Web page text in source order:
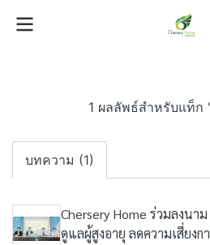
1 ผลลัพธ์สำหรับแท็ก
บทความ (1)
Chersery Home ร่วมลงน
ดูแลผู้สูงอายุ ลดความเสี่ยงก